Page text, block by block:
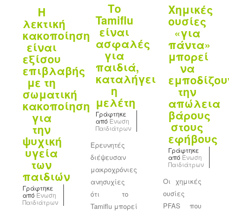
Η
λεκτική
κακοποίηση
είναι
εξίσου
επιβλαβής
με τη
σωματική
κακοποίηση
για
την
ψυχική
υγεία
των
παιδιών
Γράφτηκε
από Ένωση
Παιδιάτρων
Το
Tamiflu
είναι
ασφαλές
για
παιδιά,
καταλήγει
η
μελέτη
Γράφτηκε
από Ένωση
Παιδιάτρων
Ερευνητές
διέψευσαν
μακροχρόνιες
ανησυχίες
ότι το
Tamiflu μπορεί
Χημικές
ουσίες
«για
πάντα»
μπορεί
να
την
απώλεια
βάρους
στους
εφήβους
Γράφτηκε
από Ένωση
Παιδιάτρων
Οι χημικές
ουσίες
PFAS που